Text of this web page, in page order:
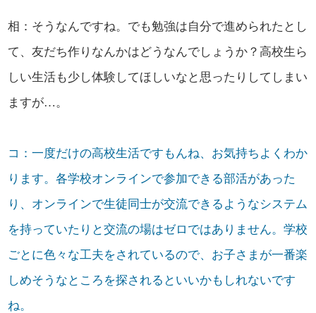
相：そうなんですね。でも勉強は自分で進められたとし
て、友だち作りなんかはどうなんでしょうか？高校生ら
しい生活も少し体験してほしいなと思ったりしてしまい
ますが…。
コ：一度だけの高校生活ですもんね、お気持ちよくわか
ります。各学校オンラインで参加できる部活があった
り、オンラインで生徒同士が交流できるようなシステム
を持っていたりと交流の場はゼロではありません。学校
ごとに色々な工夫をされているので、お子さまが一番楽
しめそうなところを探されるといいかもしれないです
ね。